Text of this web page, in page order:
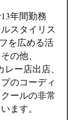
年間勤務
スタイリス
を広める活
の他、
ー店出店、
のコーディ
ールの非常
ます。